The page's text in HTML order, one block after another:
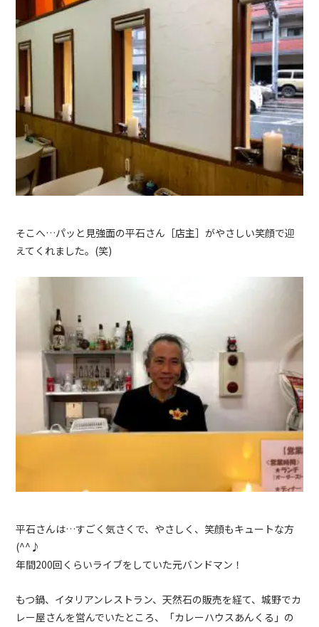
そこへ…パッと見強面の平石さん［店主］がやさしい笑顔で迎
えてくれました。(笑)
平石さんは…すごく気さくで、やさしく、笑顔もキュートな方
(^^♪
年間200回くらいライブをしていた元バンドマン！
もつ鍋、イタリアンレストラン、天然石の販売を経て、城野でカ
レー屋さんを営んでいたところ、「カレーハウスあんくる」の